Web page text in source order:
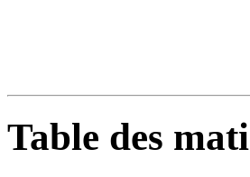
Table des